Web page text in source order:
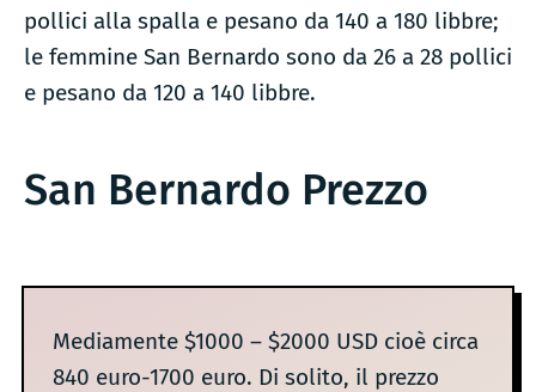
pollici alla spalla e pesano da 140 a 180 libbre;
le femmine San Bernardo sono da 26 a 28 pollici
e pesano da 120 a 140 libbre.
San Bernardo Prezzo
Mediamente $1000 – $2000 USD cioè circa
840 euro-1700 euro. Di solito, il prezzo